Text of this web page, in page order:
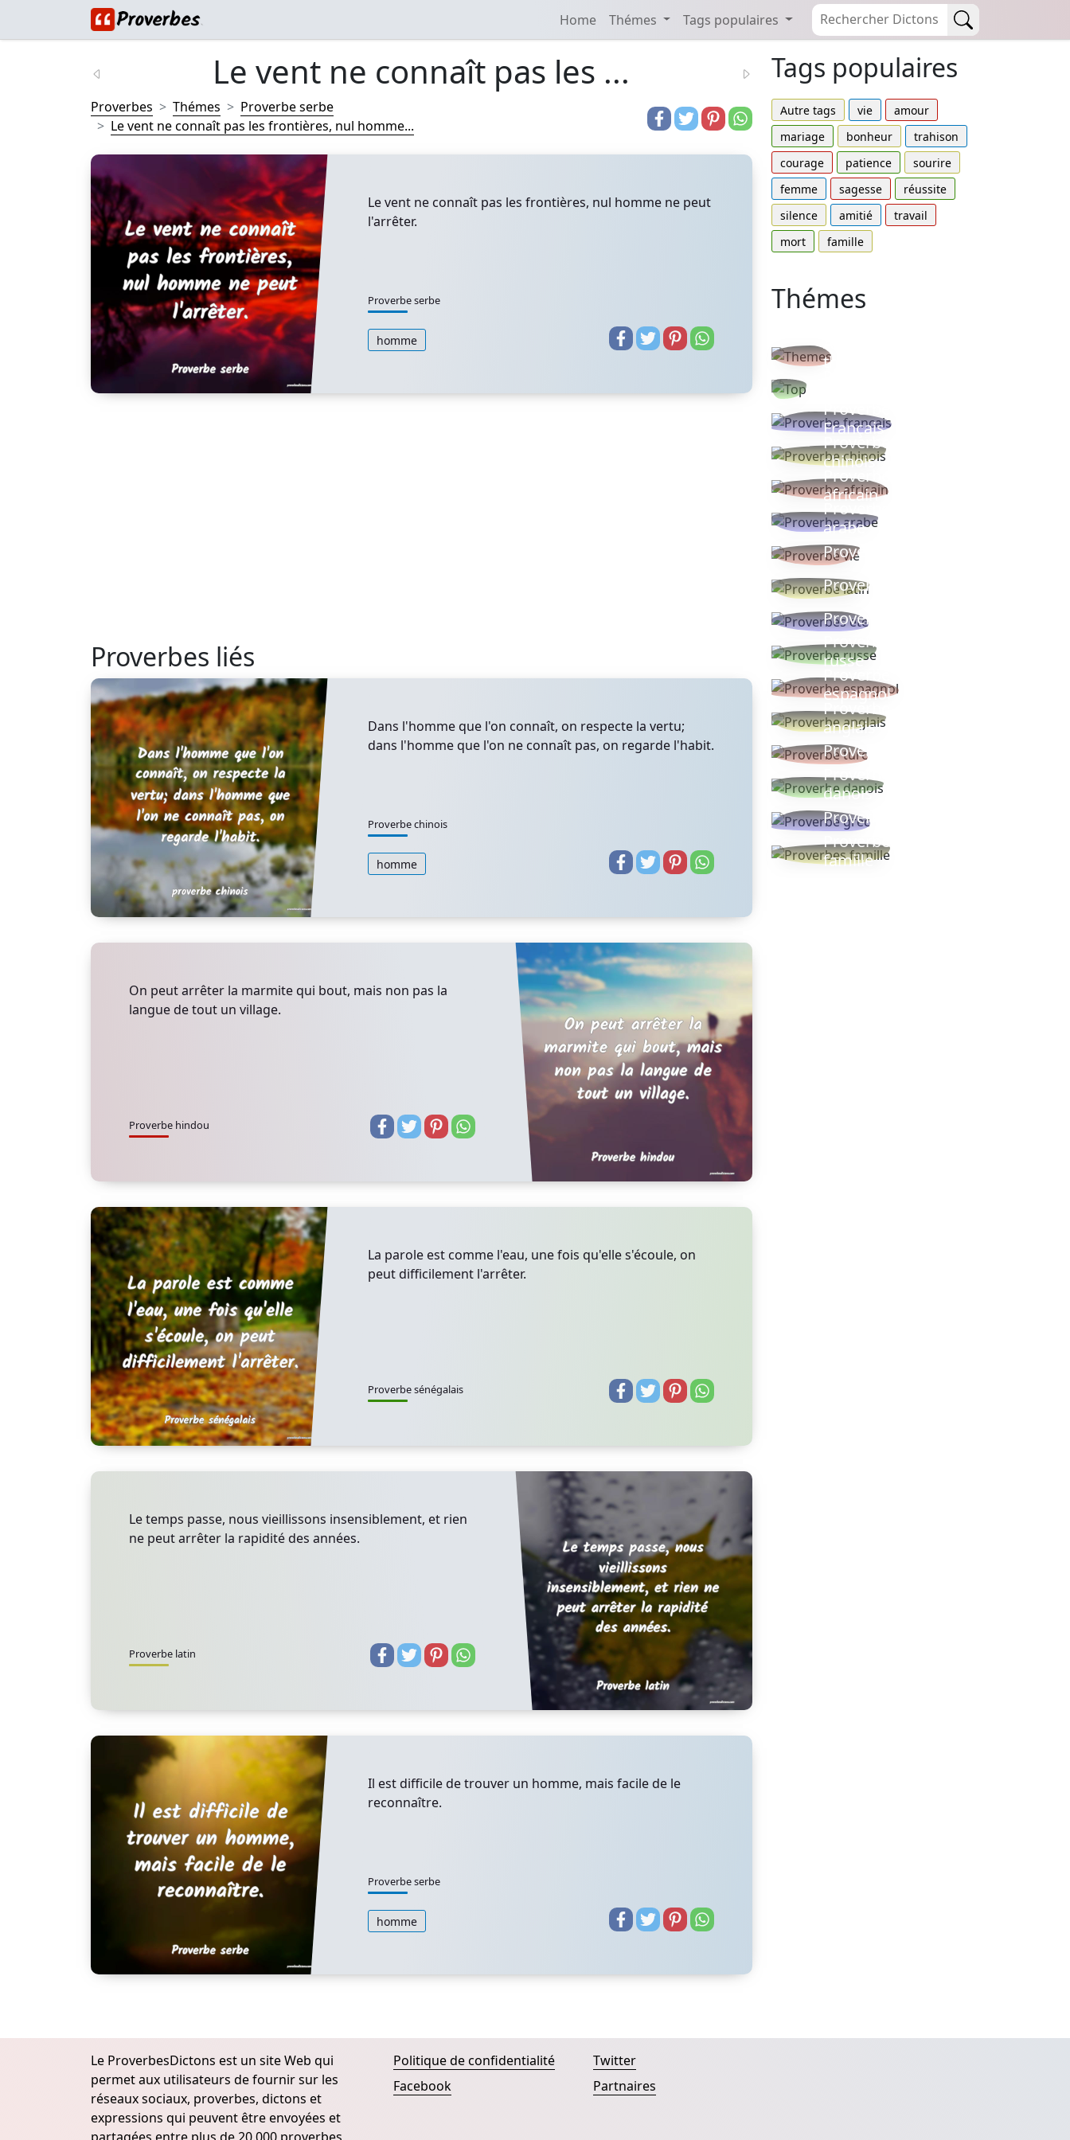
Home Thémes Tags populaires
Le vent ne connaît pas les ...
Proverbes Thémes
Proverbe serbe
Le vent ne connaît pas les frontières, nul homme...
Le vent ne connaît pas les frontières, nul homme ne peut
l'arrêter.
Proverbe serbe
homme
Proverbes liés
Dans l'homme que l'on connaît, on respecte la vertu;
dans l'homme que l'on ne connaît pas, on regarde l'habit.
Proverbe chinois
homme
On peut arrêter la marmite qui bout, mais non pas la
langue de tout un village.
Proverbe hindou
La parole est comme l'eau, une fois qu'elle s'écoule, on
peut difficilement l'arrêter.
Proverbe sénégalais
Le temps passe, nous vieillissons insensiblement, et rien
ne peut arrêter la rapidité des années.
Proverbe latin
Il est difficile de trouver un homme, mais facile de le
reconnaître.
Proverbe serbe
homme
Tags populaires
Autre tags vie
amour
mariage
bonheur
trahison
courage
patience
sourire
femme
sagesse
réussite
silence
amitié
travail
mort
famille
Thémes
thèmes
Proverbe
Français
Proverbe
chinois
Proverbe
africain
Proverbe
arabe
Proverbe vie
Proverbe latin
Proverbes ete
Proverbe
russe
Proverbe
espagnol
Proverbe
anglais
Proverbe turc
Proverbe
danois
Proverbe grec
Proverbes
famille
Le ProverbesDictons est un site Web qui
permet aux utilisateurs de fournir sur les
réseaux sociaux, proverbes, dictons et
expressions qui peuvent être envoyées et
Politique de confidentialité
Facebook
Twitter
Partnaires